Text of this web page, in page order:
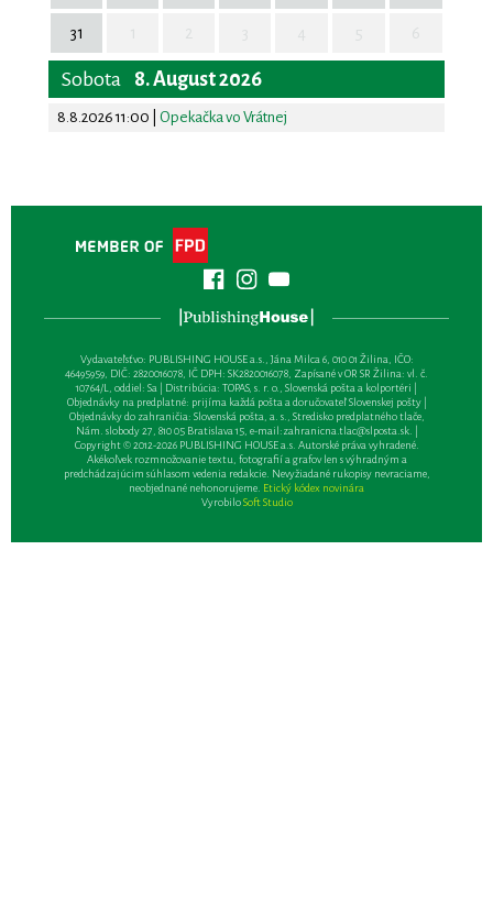
31
Sobota 8. August 2026
8.8.2026 11:00 Opekačka vo Vrátnej
Vydavateľsťvo: PUBLISHING HOUSE a.s., Jána Milca 6, 010 01 Žilina, IČO:
46495959, DIČ: 2820016078, IČ DPH: SK2820016078, Zapísané v OR SR Žilina: vl. č.
10764/L, oddiel: Sa | Distribúcia: TOPAS, s. r. o., Slovenská pošta a kolportéri |
Objednávky na predplatné: prijíma každá pošta a doručovateľ Slovenskej pošty |
Objednávky do zahraničia: Slovenská pošta, a. s., Stredisko predplatného tlače,
Nám. slobody 27, 810 05 Bratislava 15, e-mail:zahranicna.tlac@slposta.sk. |
Copyright © 2012-2026 PUBLISHING HOUSE a.s. Autorské práva vyhradené.
Akékoľvek rozmnožovanie textu, fotografií a grafov len s výhradným a
predchádzajúcim súhlasom vedenia redakcie. Nevyžiadané rukopisy nevraciame,
neobjednané nehonorujeme. Etický kódex novinára
VyrobiloSoft Studio